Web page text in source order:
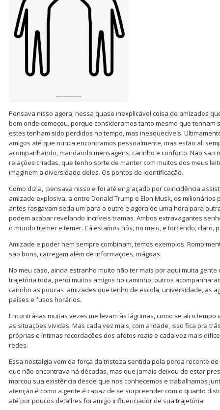
Pensava nisso agora, nessa quase inexplicável coisa de amizades
bem onde começou, porque consideramos tanto mesmo que tenham
estes tenham sido perdidos no tempo, mas inesquecíveis.
amigos até que nunca encontramos pessoalmente, mas estão ali
acompanhando, mandando mensagens, carinho e conforto. Não são
relações criadas, que tenho sorte de manter com muitos dos meus
imaginem a diversidade deles. Os pontos de identificação.
Como dizia, pensava nisso e foi até engraçado por coincidência
amizade explosiva, a entre Donald Trump e Elon Musk, os
antes rasgavam seda um para o outro e agora de uma hora para
podem acabar revelando incríveis tramas. Ambos extravagantes
o mundo tremer e temer. Cá estamos nós, no meio, e torcendo, claro,
Amizade e poder nem sempre combinam, temos exemplos.
são bons, carregam além de informações, mágoas.
No meu caso, ainda estranho muito não ter mais por aqui muita
trajetória toda, perdi muitos amigos no caminho, outros
carinho as poucas amizades que tenho de escola, universidade, as
países e fusos horários.
Encontrá-las muitas vezes me levam às lágrimas, como se ali o
as situações vividas. Mas cada vez mais, com a idade, isso fica pra
próprias e íntimas recordações dos afetos reais e cada vez mais
redes.
Essa nostalgia vem da força da tristeza sentida pela perda recente
que não encontrava há décadas, mas que jamais deixou de estar
marcou sua existência desde que nos conhecemos e trabalhamos
atenção é como a gente é capaz de se surpreender com o quanto
até por poucos detalhes foi amigo influenciador de sua trajetória.